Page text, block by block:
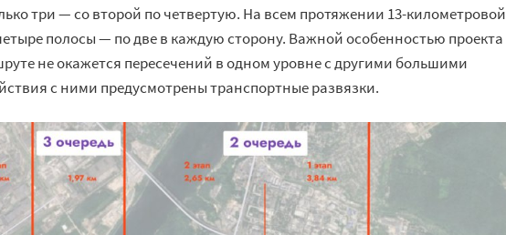
три — со второй по четвертую. На всем протяжении 13-километровой
полосы — по две в каждую сторону. Важной особенностью проекта
не окажется пересечений в одном уровне с другими большими
с ними предусмотрены транспортные развязки.